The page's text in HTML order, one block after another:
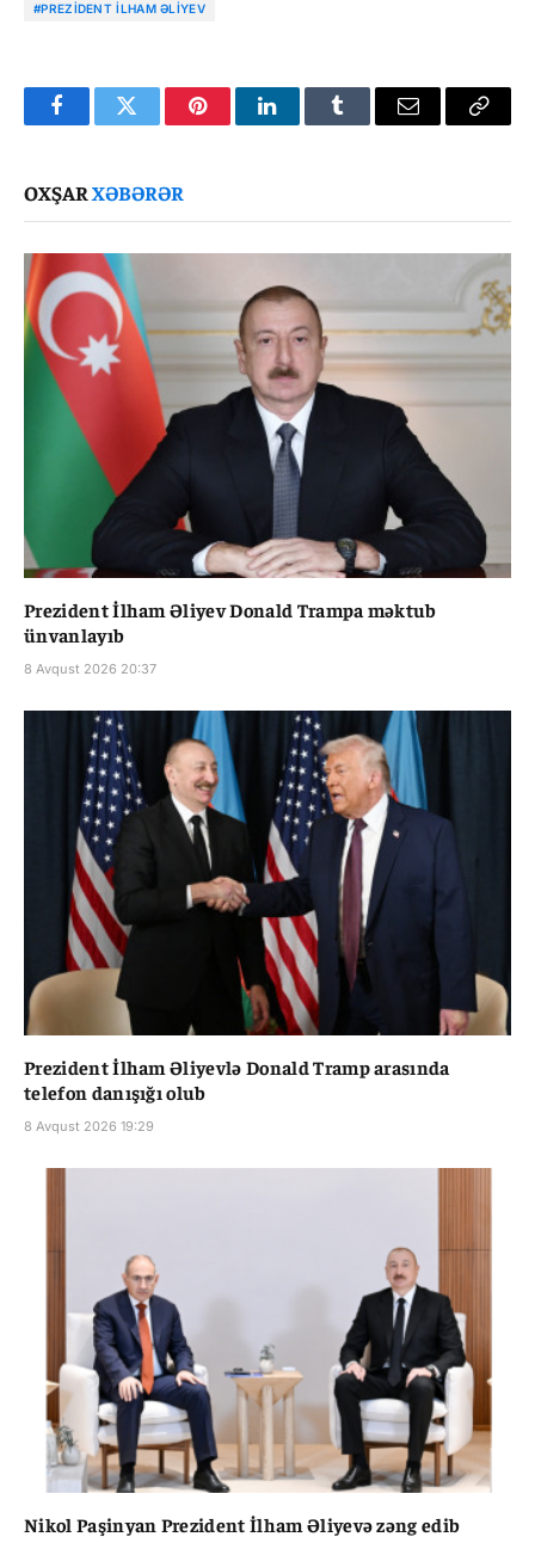
#PREZIDENT İLHAM ƏLIYEV
FacebookTwitter PinterestLinkedInTumblr Email
Copy
OXŞARXƏBƏRƏR
Prezident İlham Əliyev Donald Trampa məktub
ünvanlayıb
8 Avqust 2026 20:37
Prezident İlham Əliyevlə Donald Tramp arasında
telefon danışığı olub
8 Avqust 2026 19:29
Nikol Paşinyan Prezident İlham Əliyevə zəng edib